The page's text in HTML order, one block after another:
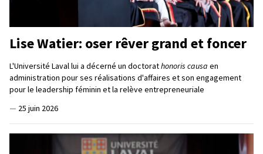
Lise Watier: oser rêver grand et foncer
L'Université Laval lui a décerné un doctorathonoris causa en
administration pour ses réalisations d'affaires et son engagement
pour le leadership féminin et la relève entrepreneuriale
— 25 juin 2026